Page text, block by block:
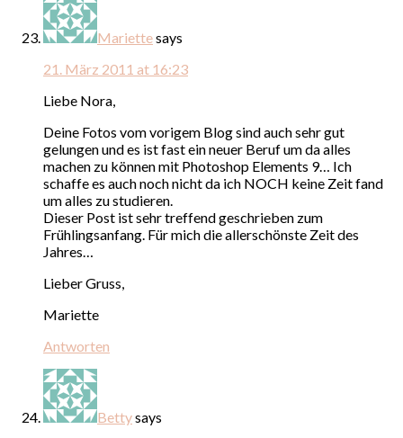
Mariettesays
21. März 2011 at 16:23
Liebe Nora,
Deine Fotos vom vorigem Blog sind auch sehr gut
gelungen und es ist fast ein neuer Beruf um da alles
machen zu können mit Photoshop Elements 9… Ich
schaffe es auch noch nicht da ich NOCH keine Zeit fand
um alles zu studieren.
Dieser Post ist sehr treffend geschrieben zum
Frühlingsanfang. Für mich die allerschönste Zeit des
Jahres…
Lieber Gruss,
Mariette
Antworten
Bettysays